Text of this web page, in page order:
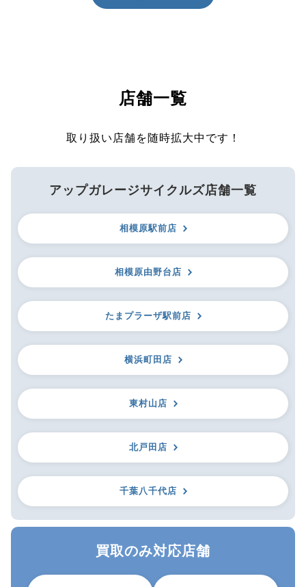
店舗一覧
取り扱い店舗を随時拡大中です！
アップガレージサイクルズ店舗一覧
相模原駅前店
相模原由野台店
たまプラーザ駅前店
横浜町田店
東村山店
北戸田店
千葉八千代店
買取のみ対応店舗